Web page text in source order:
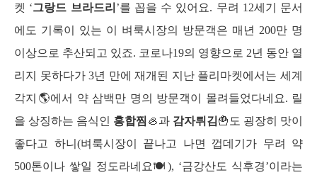
켓 ‘그랑드 브라드리 ’를 꼽을 수 있어요. 무려 12세기 문서
에도 기록이 있는 이 벼룩시장의 방문객은 매년 200만 명
이상으로 추산되고 있죠. 코로나19의 영향으로 2년 동안 열
리지 못하다가 3년 만에 재개된 지난 플리마켓에서는 세계
각지🌎에서 약 삼백만 명의 방문객이 몰려들었다네요. 릴
을 상징하는 음식인 홍합찜 🦪과 감자튀김🍟도 굉장히 맛이
좋다고 하니(벼룩시장이 끝나고 나면 껍데기가 무려 약
500톤이나 쌓일 정도라네요🍽️), ‘금강산도 식후경’이라는